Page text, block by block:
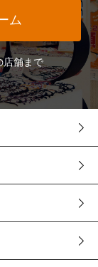
ム
店舗まで